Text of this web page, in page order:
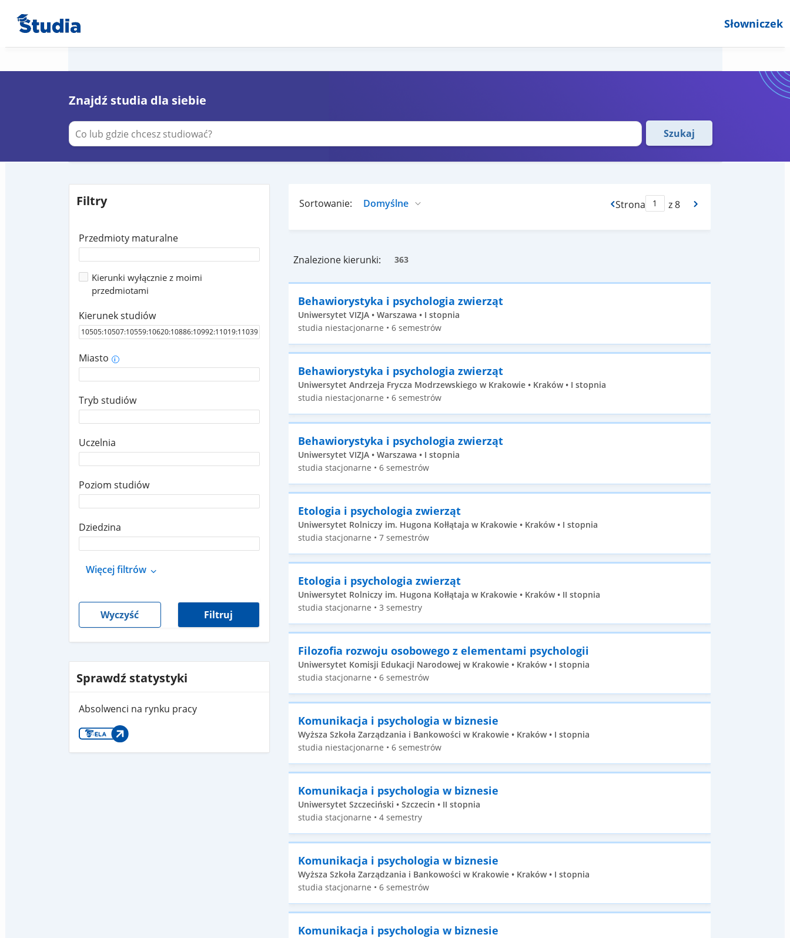
Słowniczek
Znajdź studia dla siebie
Szukaj
Filtry
Przedmioty maturalne
Kierunki wyłącznie z moimi
przedmiotami
Kierunek studiów
Miasto i
Tryb studiów
Uczelnia
Poziom studiów
Dziedzina
Więcej filtrów
Wyczyść Filtruj
Sprawdź statystyki
Absolwenci na rynku pracy
Sortowanie: Strona z 8
Znalezione kierunki: 363
Behawiorystyka i psychologia zwierząt
Uniwersytet VIZJA • Warszawa • I stopnia
studia niestacjonarne • 6 semestrów
Behawiorystyka i psychologia zwierząt
Uniwersytet Andrzeja Frycza Modrzewskiego w Krakowie • Kraków • I stopnia
studia niestacjonarne • 6 semestrów
Behawiorystyka i psychologia zwierząt
Uniwersytet VIZJA • Warszawa • I stopnia
studia stacjonarne • 6 semestrów
Etologia i psychologia zwierząt
Uniwersytet Rolniczy im. Hugona Kołłątaja w Krakowie • Kraków • I stopnia
studia stacjonarne • 7 semestrów
Etologia i psychologia zwierząt
Uniwersytet Rolniczy im. Hugona Kołłątaja w Krakowie • Kraków • II stopnia
studia stacjonarne • 3 semestry
Filozofia rozwoju osobowego z elementami psychologii
Uniwersytet Komisji Edukacji Narodowej w Krakowie • Kraków • I stopnia
studia stacjonarne • 6 semestrów
Komunikacja i psychologia w biznesie
Wyższa Szkoła Zarządzania i Bankowości w Krakowie • Kraków • I stopnia
studia niestacjonarne • 6 semestrów
Komunikacja i psychologia w biznesie
Uniwersytet Szczeciński • Szczecin • II stopnia
studia stacjonarne • 4 semestry
Komunikacja i psychologia w biznesie
Wyższa Szkoła Zarządzania i Bankowości w Krakowie • Kraków • I stopnia
studia stacjonarne • 6 semestrów
Komunikacja i psychologia w biznesie